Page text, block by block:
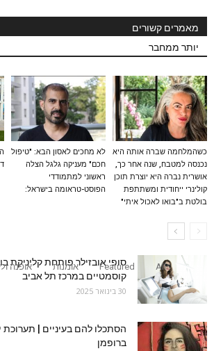
מאמרים קשורים
יותר ממחבר
כשהמלחמה שברה אותה היא
נכנסה למטבח, שנה אחר כך,
אושרית נברה היא יוצרת תוכן
קולינרי ייחודית ומשתתפת
בולטת ב"בואו לאכול איתי"
לא מחכים לאסון הבא: "טיפול
חכם" מעניקה גלגל הצלה
ראשוני למתמודדי
הפוסט-טראומה בישראל:
All
Featured אומנות אופנה
סופי אובזילר פותחת קליניקת
קוסמטיים במרכז תל אביב
30 בינואר 2025
הסתכלו להם בעיניים | תערוכת
ברופמן